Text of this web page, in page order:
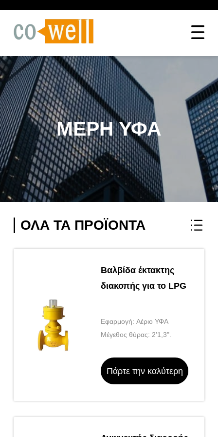
ΜΈΡΗ ΥΦΑ
ΌΛΑ ΤΑ ΠΡΟΪΌΝΤΑ
Βαλβίδα έκτακτης
διακοπής για το LPG
Εφαρμογή: Αέριο ΥΦΑ
Μέγεθος θύρας: 2'1,3".
Πάρτε την καλύτερη